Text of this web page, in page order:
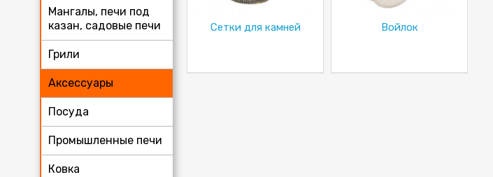
Мангалы, печи под
казан, садовые печи
Грили
Аксессуары
Посуда
Промышленные печи
Ковка
Сетки для камней Войлок